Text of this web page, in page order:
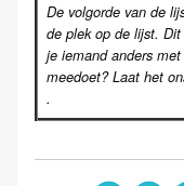
De volgorde van de
de plek op de lijst.
je iemand anders
meedoet? Laat het
.